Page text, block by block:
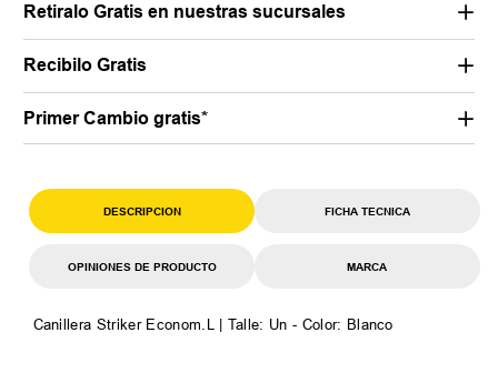
Retiralo Gratis en nuestras sucursales
Recibilo Gratis
Primer Cambio gratis*
DESCRIPCION FICHA TECNICA
OPINIONES DE PRODUCTO MARCA
Canillera Striker Econom.L | Talle: Un - Color: Blanco